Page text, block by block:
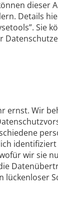
dieser
Details
Sie
ernst. Wir
wir sie
lückenloser